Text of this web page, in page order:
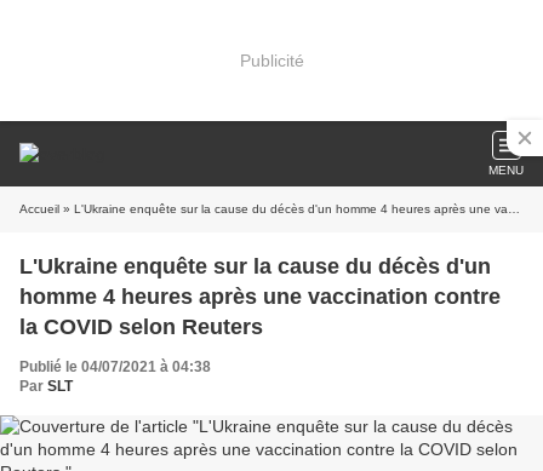
Publicité
MENU
Accueil » L'Ukraine enquête sur la cause du décès d'un homme 4 heures après une vaccination contre la COVID selon Reuters
L'Ukraine enquête sur la cause du décès d'un
homme 4 heures après une vaccination contre
la COVID selon Reuters
Publié le 04/07/2021 à 04:38
Par SLT